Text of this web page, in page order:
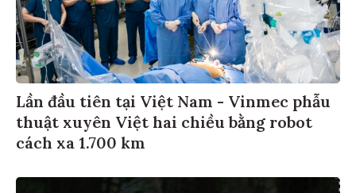
Lần đầu tiên tại Việt Nam - Vinmec phẫu
thuật xuyên Việt hai chiều bằng robot
cách xa 1.700 km